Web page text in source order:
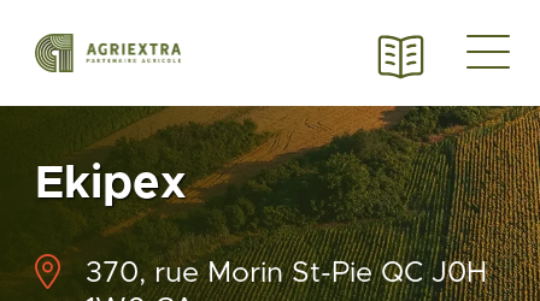
Ekipex
370, rue Morin St-Pie QC J0H